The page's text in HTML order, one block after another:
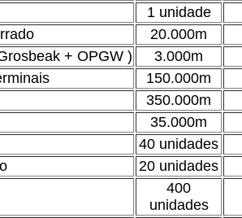
1 unidade
20.000m
+ OPGW ) 3.000m
150.000m
350.000m
35.000m
40 unidades
20 unidades
400
unidades